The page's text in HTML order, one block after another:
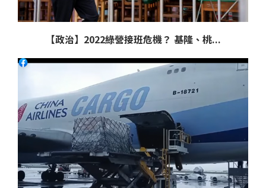
【政治】2022綠營接班危機？ 基隆、桃...